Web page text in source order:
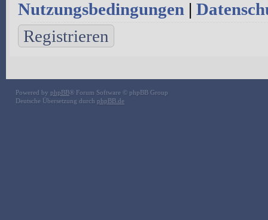
Nutzungsbedingungen |
Registrieren
Powered by phpBB® Forum Software © phpBB Group
Deutsche Übersetzung durch phpBB.de